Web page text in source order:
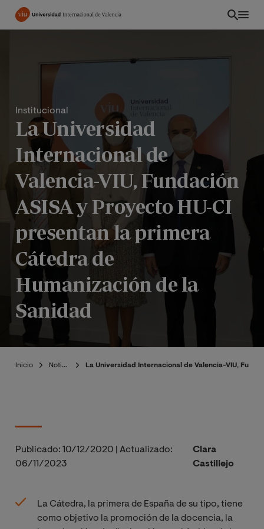
Pasar
Institucional
La Universidad
Internacional de
Valencia-VIU, Fundación
ASISA y Proyecto HU-CI
presentan la primera
Cátedra de
Humanización de la
Sanidad
Inicio Noticias La Universidad Internacional de Valencia-VIU,
Publicado: 10/12/2020
Actualizado:
06/11/2023
Clara
Castillejo
La Cátedra, la primera de España de su tipo, tiene
como objetivo la promoción de la docencia, la